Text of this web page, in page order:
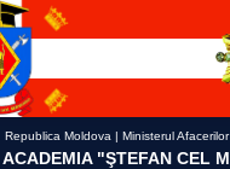
Republica Moldova | Ministerul
ACADEMIA "ŞTEFAN CEL